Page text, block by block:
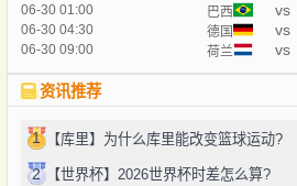
06-30 01:00 巴西 vs
06-30 04:30
德国 vs
06-30 09:00
荷兰 vs
资讯推荐
1 【库里】为什么库里能改变篮球运动?
2 【世界杯】2026世界杯时差怎么算?